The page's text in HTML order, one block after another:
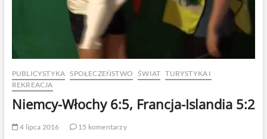
PUBLICYSTYKA SPOŁECZEŃSTWO ŚWIAT TURYSTYKA I
REKREACJA
Niemcy-Włochy 6:5, Francja-Islandia 5:2
4 lipca 2016
15 komentarzy